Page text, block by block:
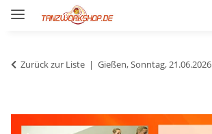
Zurück zur Liste Gießen, Sonntag, 21.06.2026